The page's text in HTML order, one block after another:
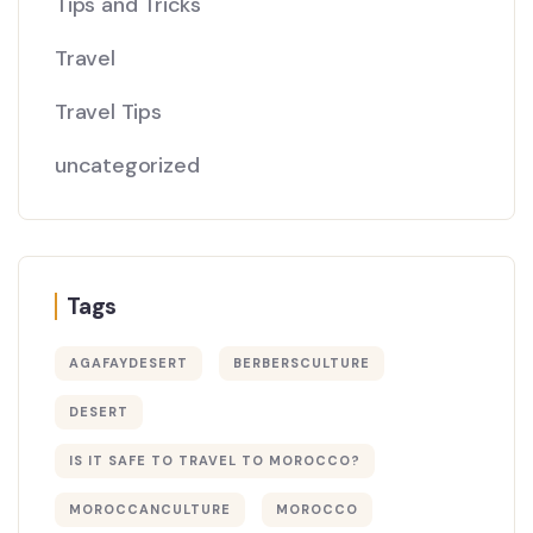
Travel
Travel Tips
uncategorized
Tags
AGAFAYDESERT BERBERSCULTURE
DESERT
IS IT SAFE TO TRAVEL TO MOROCCO?
MOROCCANCULTURE MOROCCO